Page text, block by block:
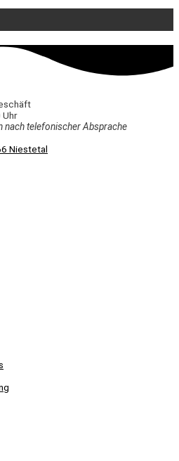
Uhr
nach telefonischer Absprache
Niestetal